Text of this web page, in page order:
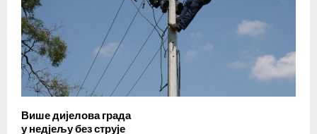
Више дијелова града
у недјељу без струје